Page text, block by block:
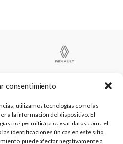
consentimiento
utilizamos tecnologías como las
a la información del dispositivo. El
nos permitirá procesar datos como el
identificaciones únicas en este sitio.
puede afectar negativamente a